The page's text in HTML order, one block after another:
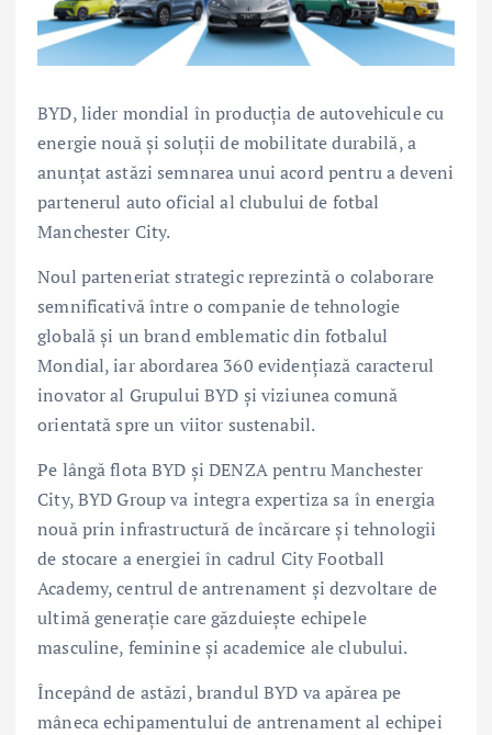
BYD, lider mondial în producția de autovehicule cu
energie nouă și soluții de mobilitate durabilă, a
anunțat astăzi semnarea unui acord pentru a deveni
partenerul auto oficial al clubului de fotbal
Manchester City.
Noul parteneriat strategic reprezintă o colaborare
semnificativă între o companie de tehnologie
globală și un brand emblematic din fotbalul
Mondial, iar abordarea 360 evidențiază caracterul
inovator al Grupului BYD și viziunea comună
orientată spre un viitor sustenabil.
Pe lângă flota BYD și DENZA pentru Manchester
City, BYD Group va integra expertiza sa în energia
nouă prin infrastructură de încărcare și tehnologii
de stocare a energiei în cadrul City Football
Academy, centrul de antrenament și dezvoltare de
ultimă generație care găzduiește echipele
masculine, feminine și academice ale clubului.
Începând de astăzi, brandul BYD va apărea pe
mâneca echipamentului de antrenament al echipei